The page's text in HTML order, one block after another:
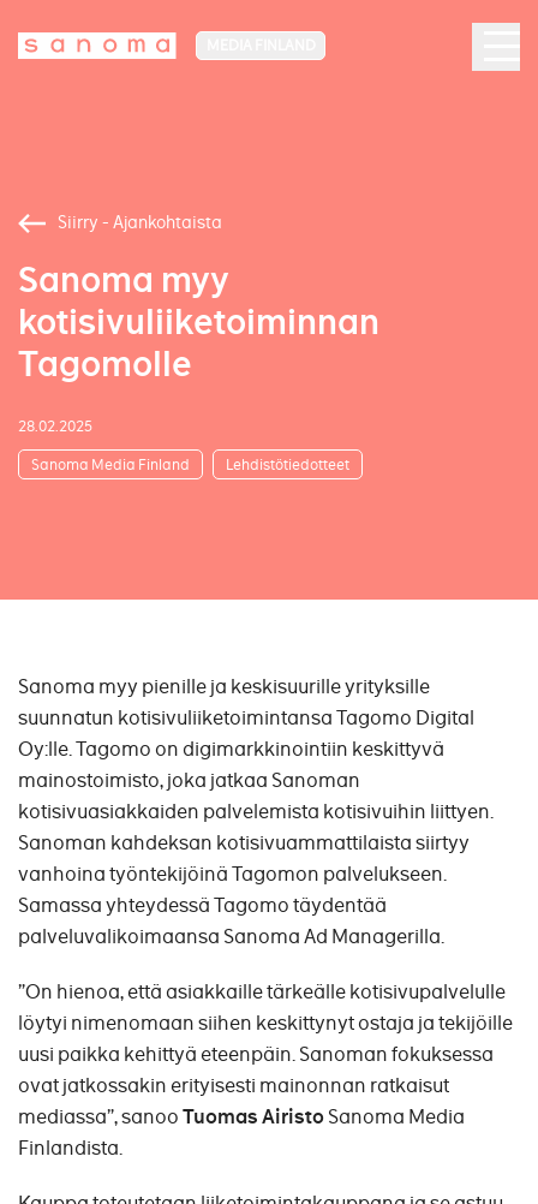
Siirry - Ajankohtaista
Sanoma myy
kotisivuliiketoiminnan
Tagomolle
28.02.2025
Sanoma Media Finland Lehdistötiedotteet
Sanoma myy pienille ja keskisuurille yrityksille
suunnatun kotisivuliiketoimintansa Tagomo Digital
Oy:lle. Tagomo on digimarkkinointiin keskittyvä
mainostoimisto, joka jatkaa Sanoman
kotisivuasiakkaiden palvelemista kotisivuihin liittyen.
Sanoman kahdeksan kotisivuammattilaista siirtyy
vanhoina työntekijöinä Tagomon palvelukseen.
Samassa yhteydessä Tagomo täydentää
palveluvalikoimaansa Sanoma Ad Managerilla.
”On hienoa, että asiakkaille tärkeälle kotisivupalvelulle
löytyi nimenomaan siihen keskittynyt ostaja ja tekijöille
uusi paikka kehittyä eteenpäin. Sanoman fokuksessa
ovat jatkossakin erityisesti mainonnan ratkaisut
mediassa”, sanooTuomas AiristoSanoma Media
Finlandista.